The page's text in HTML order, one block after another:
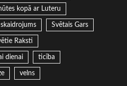
kopā ar Luteru
Svētais Gars
Raksti
dienai ticība
velns